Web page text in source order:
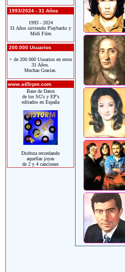
1993/2024 - 31 Años
1993 - 2024
31 Años sirviendo Playbacks y
Midi Files
200.000 Usuarios
+ de 200.000 Usuarios en estos
31 Años.
Muchas Gracias.
www.a45rpm.com
Base de Datos
de los SG's y EP's
editados en España
Disfruta recordando
aquellas joyas
de 2 y 4 canciones